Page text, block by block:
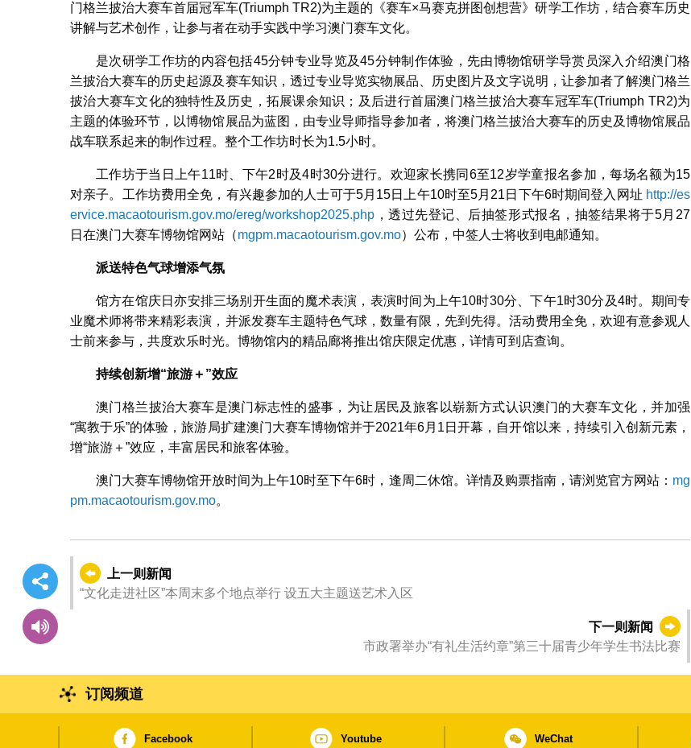
门格兰披治大赛车首届冠军车(Triumph TR2)为主题的《赛车×马赛克拼图创想营》研学工作坊，结合赛车历史
讲解与艺术创作，让参与者在动手实践中学习澳门赛车文化。
是次研学工作坊的内容包括45分钟专业导览及45分钟制作体验，先由博物馆研学导赏员深入介绍澳门格
兰披治大赛车的历史起源及赛车知识，透过专业导览实物展品、历史图片及文字说明，让参加者了解澳门格兰
披治大赛车文化的独特性及历史，拓展课余知识；及后进行首届澳门格兰披治大赛车冠军车(Triumph TR2)为
主题的体验环节，以博物馆展品为蓝图，由专业导师指导参加者，将澳门格兰披治大赛车的历史及博物馆展品
战车联系起来的制作过程。整个工作坊时长为1.5小时。
工作坊于当日上午11时、下午2时及4时30分进行。欢迎家长携同6至12岁学童报名参加，每场名额为15
对亲子。工作坊费用全免，有兴趣参加的人士可于5月15日上午10时至5月21日下午6时期间登入网址 http://es
ervice.macaotourism.gov.mo/ereg/workshop2025.php ，透过先登记、后抽签形式报名，抽签结果将于5月27
日在澳门大赛车博物馆网站（mgpm.macaotourism.gov.mo）公布，中签人士将收到电邮通知。
派送特色气球增添气氛
馆方在馆庆日亦安排三场别开生面的魔术表演，表演时间为上午10时30分、下午1时30分及4时。期间专
业魔术师将带来精彩表演，并派发赛车主题特色气球，数量有限，先到先得。活动费用全免，欢迎有意参观人
士前来参与，共度欢乐时光。博物馆内的精品廊将推出馆庆限定优惠，详情可到店查询。
持续创新增“旅游＋ ”效应
澳门格兰披治大赛车是澳门标志性的盛事，为让居民及旅客以崭新方式认识澳门的大赛车文化，并加强
“寓教于乐”的体验，旅游局扩建澳门大赛车博物馆并于2021年6月1日开幕，自开馆以来，持续引入创新元素，
增“旅游＋”效应，丰富居民和旅客体验。
澳门大赛车博物馆开放时间为上午10时至下午6时，逢周二休馆。详情及购票指南，请浏览官方网站： mg
pm.macaotourism.gov.mo。
上一则新闻
“文化走进社区”本周末多个地点举行 设五大主题送艺术入区
下一则新闻
市政署举办“有礼生活约章”第三十届青少年学生书法比赛
订阅频道
Facebook Youtube WeChat